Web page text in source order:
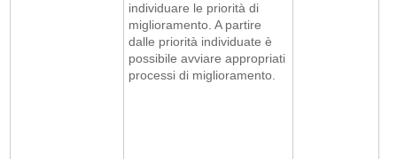
individuare le priorità di
miglioramento. A partire
dalle priorità individuate è
possibile avviare appropriati
processi di miglioramento.